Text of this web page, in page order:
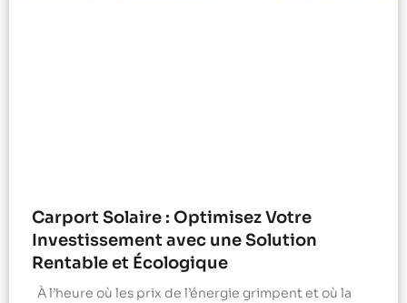
Carport Solaire : Optimisez Votre
Investissement avec une Solution
Rentable et Écologique
À l’heure où les prix de l’énergie grimpent et où la